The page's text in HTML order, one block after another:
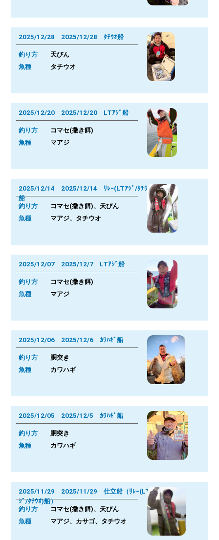
2025/12/28 2025/12/28 ﾀﾁｳｵ船
釣り方 天びん
魚種 タチウオ
2025/12/20 2025/12/20 LTｱｼﾞ船
釣り方
コマセ(撒き餌)
魚種 マアジ
2025/12/14 2025/12/14 ﾘﾚｰ(LTｱｼﾞ/ﾀﾁｳｵ)
船
釣り方
コマセ(撒き餌)、天びん
魚種 マアジ、タチウオ
2025/12/07 2025/12/7 LTｱｼﾞ船
釣り方
コマセ(撒き餌)
魚種 マアジ
2025/12/06 2025/12/6 ｶﾜﾊｷﾞ船
釣り方 胴突き
魚種 カワハギ
2025/12/05 2025/12/5 ｶﾜﾊｷﾞ船
釣り方 胴突き
魚種 カワハギ
2025/11/29 2025/11/29 仕立船（ﾘﾚｰ(LTｱ
ｼﾞ/ﾀﾁｳｵ)船）
釣り方
コマセ(撒き餌)、天びん
魚種 マアジ、カサゴ、タチウオ